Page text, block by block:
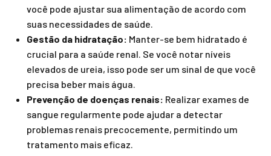
você pode ajustar sua alimentação de acordo com
suas necessidades de saúde.
Gestão da hidratação: Manter-se bem hidratado é
crucial para a saúde renal. Se você notar níveis
elevados de ureia, isso pode ser um sinal de que você
precisa beber mais água.
Prevenção de doenças renais: Realizar exames de
sangue regularmente pode ajudar a detectar
problemas renais precocemente, permitindo um
tratamento mais eficaz.